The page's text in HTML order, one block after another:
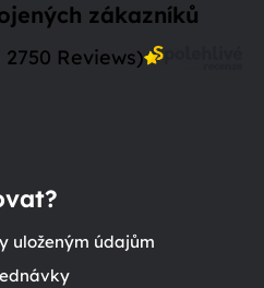
zákazníků
2750 Reviews)
uloženým údajům